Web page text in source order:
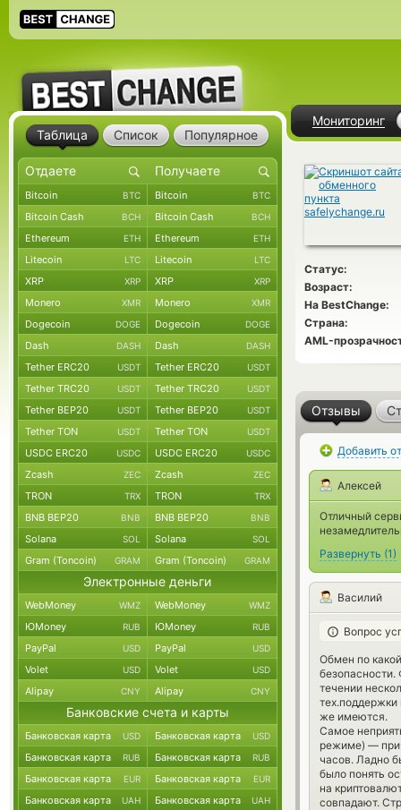
Мониторинг
Статус:
Возраст:
На BestChange:
Страна:
AML-
Отзывы
Добавить
Алексей
Отличный
Развернуть (1)
Василий
Вопрос
Обмен по
течении
тех.поддержки
же имеются.
Самое
режиме) —
часов. Ладно
было понять
на
совпадают.
Таблица Список Популярное
Bitcoin BTC Bitcoin BTC
Bitcoin Cash BCH Bitcoin Cash BCH
Ethereum ETH Ethereum ETH
Litecoin LTC Litecoin LTC
XRP XRP XRP XRP
Monero XMR Monero XMR
Dogecoin DOGE Dogecoin DOGE
Dash DASH Dash DASH
Tether ERC20 USDT Tether ERC20 USDT
Tether TRC20 USDT Tether TRC20 USDT
Tether BEP20 USDT Tether BEP20 USDT
Tether TON USDT Tether TON USDT
USDC ERC20 USDC USDC ERC20 USDC
Zcash ZEC Zcash ZEC
TRON TRX TRON TRX
BNB BEP20 BNB BNB BEP20 BNB
Solana SOL Solana SOL
Gram (Toncoin) GRAM Gram (Toncoin) GRAM
Электронные деньги
WebMoney WMZ WebMoney WMZ
ЮMoney RUB ЮMoney RUB
PayPal USD PayPal USD
Volet USD Volet USD
Alipay CNY Alipay CNY
Банковские счета и карты
Банковская карта USD Банковская карта USD
Банковская карта RUB Банковская карта RUB
Банковская карта EUR Банковская карта EUR
Банковская карта UAH Банковская карта UAH